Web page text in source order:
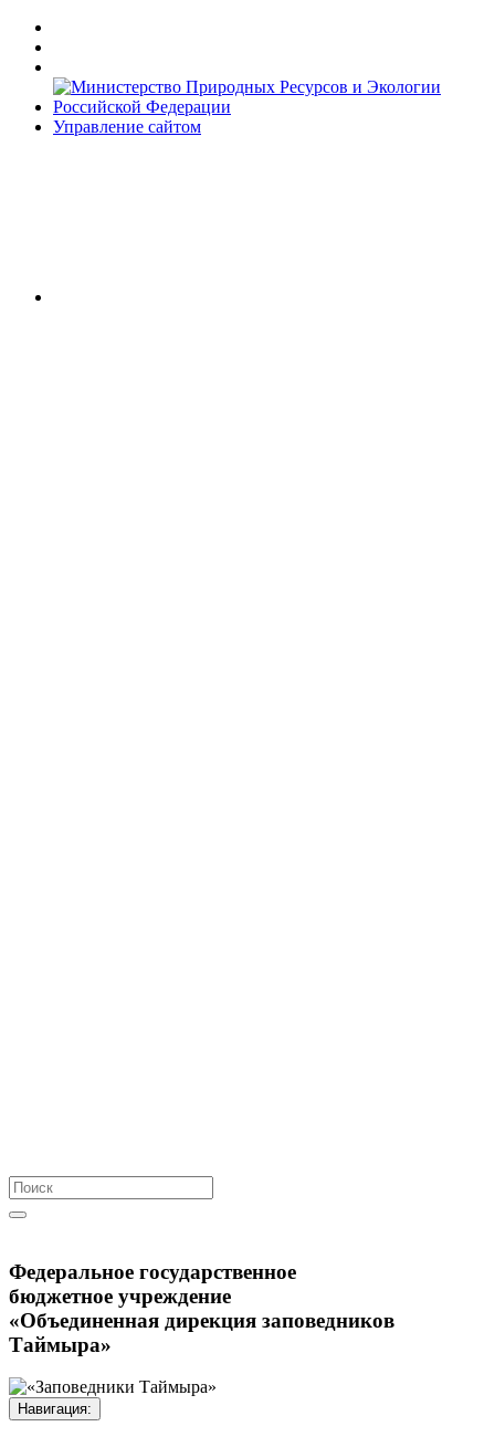
Управление сайтом
Федеральное государственное
бюджетное учреждение
«Объединенная дирекция заповедников
Таймыра»
Навигация: